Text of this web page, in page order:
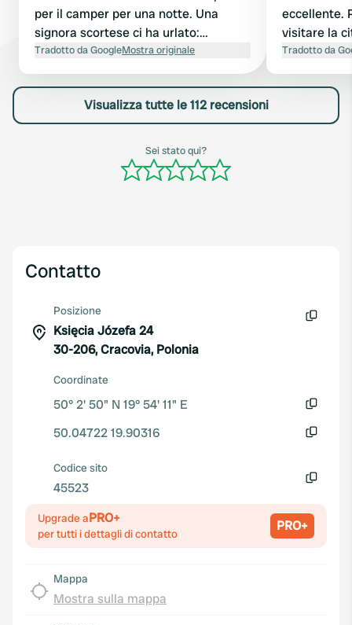
per il camper per una notte. Una
signora scortese ci ha urlato:
"Prenotazione? Beh, no. Tutto
esaurito." Non è riuscita nemmeno a
salutarci. Non ha fatto il minimo
sforzo per vedere se si potesse
trovare una soluzione. Cercheremo
semplicemente un altro posto.
Tradotto da GoogleMostra originale
eccellente.
visitare la
buoni.
in Polonia.
Tradotto da
Visualizza tutte le 112 recensioni
Sei stato qui?
Contatto
Posizione
Księcia Józefa 24
30-206, Cracovia, Polonia
Coordinate
50° 2' 50" N 19° 54' 11" E
50.04722 19.90316
Codice sito
45523
Upgrade aPRO+
per tutti i dettagli di contatto PRO+
Mappa
Mostra sulla mappa